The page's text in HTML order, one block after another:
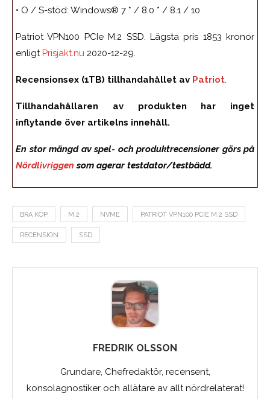
• O / S-stöd: Windows® 7 * / 8.0 * / 8.1 / 10
Patriot VPN100 PCIe M.2 SSD. Lägsta pris 1853 kronor
enligt Prisjakt.nu 2020-12-29.
Recensionsex (1TB) tillhandahållet av Patriot
Tillhandahållaren av produkten har inget
inflytande över artikelns innehåll.
En stor mängd av spel- och produktrecensioner görs på
Nördlivriggen som agerar testdator/testbädd.
BRA KÖP M.2 NVME PATRIOT VPN100 PCIE M.2 SSD
RECENSION SSD
FREDRIK OLSSON
Grundare, Chefredaktör, recensent,
konsolagnostiker och allätare av allt nördrelaterat!